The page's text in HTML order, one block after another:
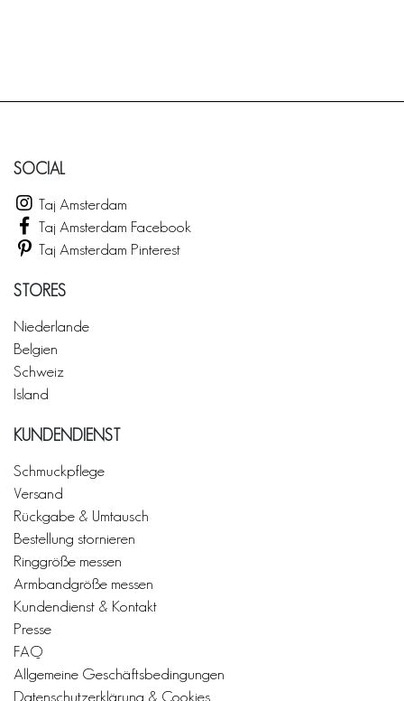
SOCIAL
Taj Amsterdam
Taj Amsterdam Facebook
Taj Amsterdam Pinterest
STORES
Niederlande
Belgien
Schweiz
Island
KUNDENDIENST
Schmuckpflege
Versand
Rückgabe & Umtausch
Bestellung stornieren
Ringgröße messen
Armbandgröße messen
Kundendienst & Kontakt
Presse
FAQ
Allgemeine Geschäftsbedingungen
Datenschutzerklärung & Cookies